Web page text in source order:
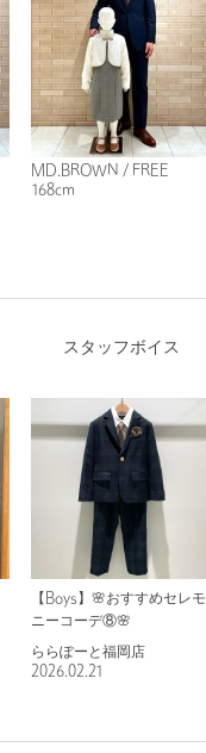
MD.BROWN / FREE
168cm
スタッフボイス
【Boys】🌸おすすめセレモ
ニーコーデ⑧🌸
ららぽーと福岡店
2026.02.21